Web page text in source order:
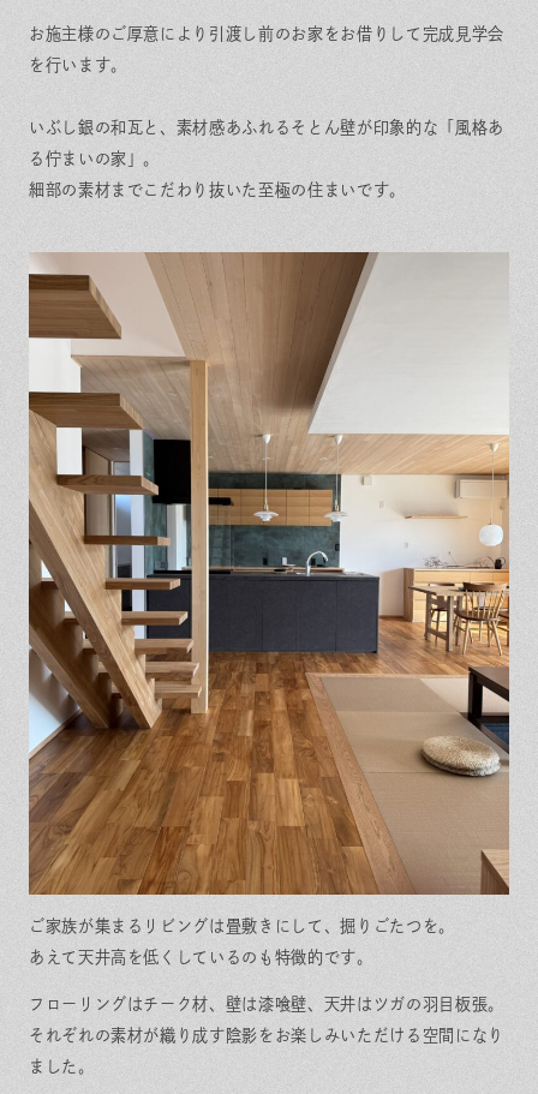
お施主様のご厚意により引渡し前のお家をお借りして完成見学会
を行います。
いぶし銀の和瓦と、素材感あふれるそとん壁が印象的な「風格あ
る佇まいの家」。
細部の素材までこだわり抜いた至極の住まいです。
ご家族が集まるリビングは畳敷きにして、掘りごたつを。
あえて天井高を低くしているのも特徴的です。
フローリングはチーク材、壁は漆喰壁、天井はツガの羽目板張。
それぞれの素材が織り成す陰影をお楽しみいただける空間になり
ました。